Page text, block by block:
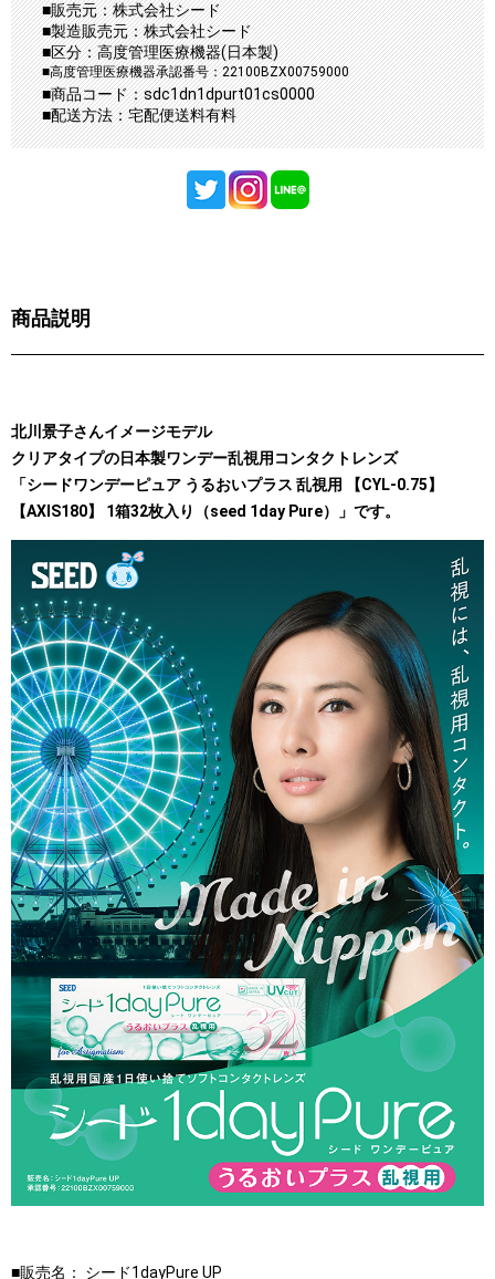
■販売元：株式会社シード
■製造販売元：株式会社シード
■区分：高度管理医療機器(日本製)
■高度管理医療機器承認番号：22100BZX00759000
■商品コード：sdc1dn1dpurt01cs0000
■配送方法：宅配便送料有料
商品説明
北川景子さんイメージモデル
クリアタイプの日本製ワンデー乱視用コンタクトレンズ
「シードワンデーピュア うるおいプラス 乱視用 【CYL-0.75】
【AXIS180】 1箱32枚入り（seed 1day Pure）」です。
■販売名： シード1dayPure UP